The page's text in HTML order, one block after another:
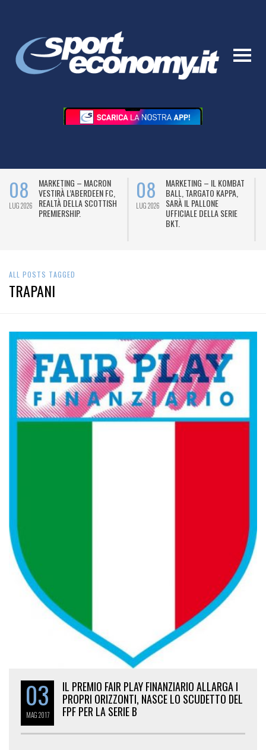
08
LUG 2026
MARKETING – MACRON
VESTIRÀ L’ABERDEEN FC,
REALTÀ DELLA SCOTTISH
PREMIERSHIP.
08
LUG 2026
MARKETING – IL KOMBAT
BALL, TARGATO KAPPA,
SARÀ IL PALLONE
UFFICIALE DELLA SERIE
BKT.
ALL POSTS TAGGED
TRAPANI
03
MAG2017
IL PREMIO FAIR PLAY FINANZIARIO ALLARGA I
PROPRI ORIZZONTI, NASCE LO SCUDETTO DEL
FPF PER LA SERIE B